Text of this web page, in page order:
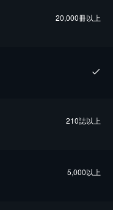
20,000冊以上
210誌以上
5,000以上